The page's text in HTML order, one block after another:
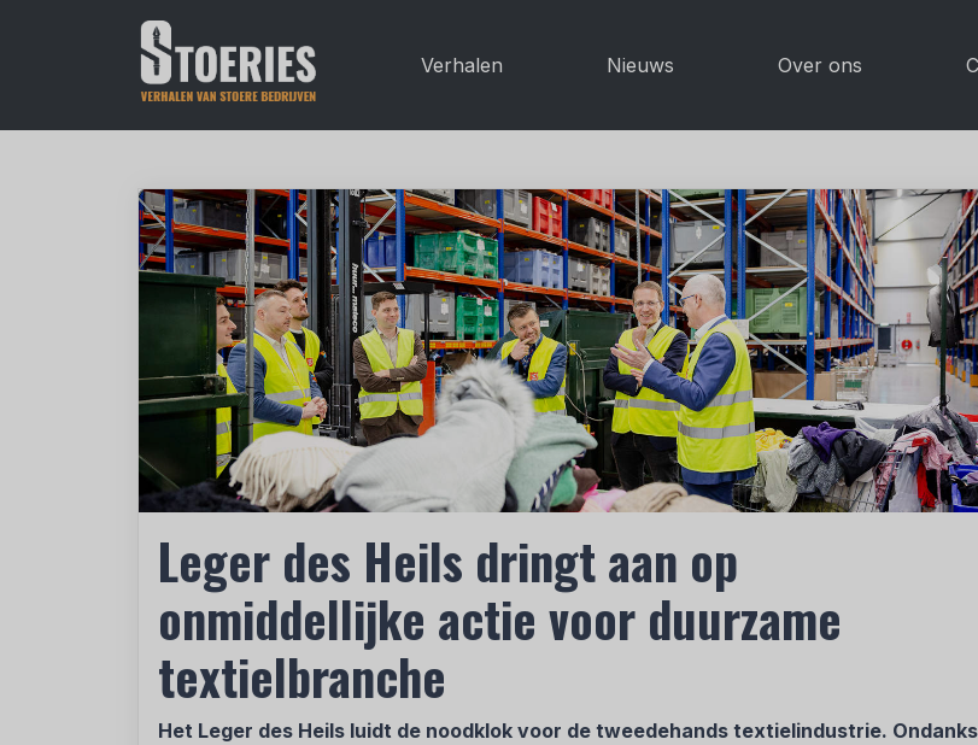
Verhalen Nieuws Over ons
Leger des Heils dringt aan op
onmiddellijke actie voor duurzame
textielbranche
Het Leger des Heils luidt de noodklok voor de tweedehands textielindustrie. Ondanks